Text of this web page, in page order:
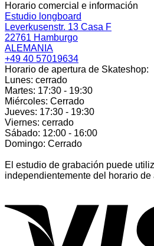
Horario comercial e información
Estudio longboard
Leverkusenstr. 13 Casa F
22761 Hamburgo
ALEMANIA
+49 40 57019634
Horario de apertura de Skateshop:
Lunes: cerrado
Martes: 17:30 - 19:30
Miércoles: Cerrado
Jueves: 17:30 - 19:30
Viernes: cerrado
Sábado: 12:00 - 16:00
Domingo: Cerrado
El estudio de grabación puede
independientemente del horario de